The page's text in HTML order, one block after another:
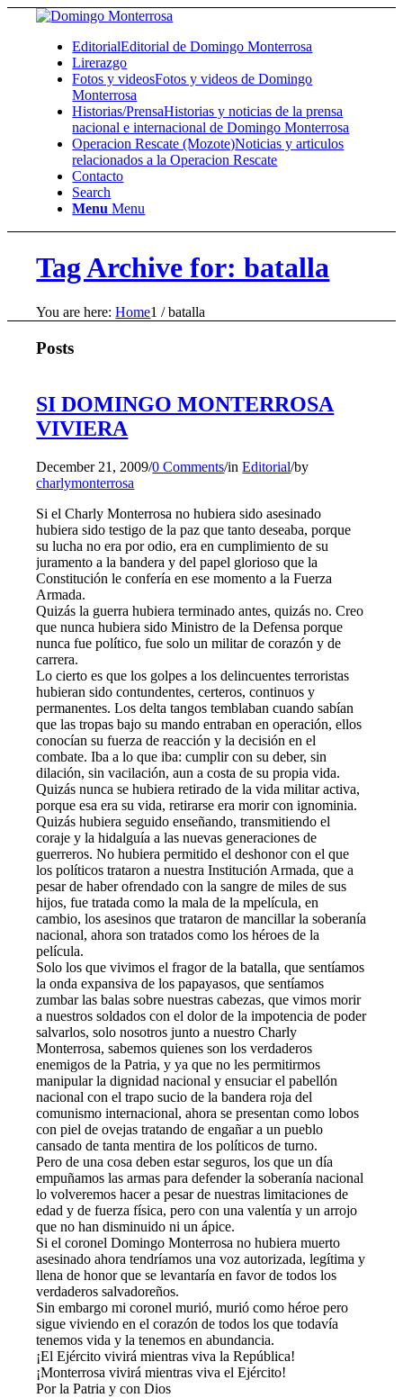
EditorialEditorial de Domingo Monterrosa
Lirerazgo
Fotos y videosFotos y videos de Domingo
Monterrosa
Historias/PrensaHistorias y noticias de la prensa
nacional e internacional de Domingo Monterrosa
Operacion Rescate (Mozote)Noticias y articulos
relacionados a la Operacion Rescate
Contacto
Search
Menu Menu
Tag Archive for: batalla
You are here: Home1 / batalla
Posts
SI DOMINGO MONTERROSA
VIVIERA
December 21, 2009/0 Comments/inEditorial/by
charlymonterrosa
Si el Charly Monterrosa no hubiera sido asesinado
hubiera sido testigo de la paz que tanto deseaba, porque
su lucha no era por odio, era en cumplimiento de su
juramento a la bandera y del papel glorioso que la
Constitución le confería en ese momento a la Fuerza
Armada.
Quizás la guerra hubiera terminado antes, quizás no. Creo
que nunca hubiera sido Ministro de la Defensa porque
nunca fue político, fue solo un militar de corazón y de
carrera.
Lo cierto es que los golpes a los delincuentes terroristas
hubieran sido contundentes, certeros, continuos y
permanentes. Los delta tangos temblaban cuando sabían
que las tropas bajo su mando entraban en operación, ellos
conocían su fuerza de reacción y la decisión en el
combate. Iba a lo que iba: cumplir con su deber, sin
dilación, sin vacilación, aun a costa de su propia vida.
Quizás nunca se hubiera retirado de la vida militar activa,
porque esa era su vida, retirarse era morir con ignominia.
Quizás hubiera seguido enseñando, transmitiendo el
coraje y la hidalguía a las nuevas generaciones de
guerreros. No hubiera permitido el deshonor con el que
los políticos trataron a nuestra Institución Armada, que a
pesar de haber ofrendado con la sangre de miles de sus
hijos, fue tratada como la mala de la mpelícula, en
cambio, los asesinos que trataron de mancillar la soberanía
nacional, ahora son tratados como los héroes de la
película.
Solo los que vivimos el fragor de la batalla, que sentíamos
la onda expansiva de los papayasos, que sentíamos
zumbar las balas sobre nuestras cabezas, que vimos morir
a nuestros soldados con el dolor de la impotencia de poder
salvarlos, solo nosotros junto a nuestro Charly
Monterrosa, sabemos quienes son los verdaderos
enemigos de la Patria, y ya que no les permitirmos
manipular la dignidad nacional y ensuciar el pabellón
nacional con el trapo sucio de la bandera roja del
comunismo internacional, ahora se presentan como lobos
con piel de ovejas tratando de engañar a un pueblo
cansado de tanta mentira de los políticos de turno.
Pero de una cosa deben estar seguros, los que un día
empuñamos las armas para defender la soberanía nacional
lo volveremos hacer a pesar de nuestras limitaciones de
edad y de fuerza física, pero con una valentía y un arrojo
que no han disminuido ni un ápice.
Si el coronel Domingo Monterrosa no hubiera muerto
asesinado ahora tendríamos una voz autorizada, legítima y
llena de honor que se levantaría en favor de todos los
verdaderos salvadoreños.
Sin embargo mi coronel murió, murió como héroe pero
sigue viviendo en el corazón de todos los que todavía
tenemos vida y la tenemos en abundancia.
¡El Ejército vivirá mientras viva la República!
¡Monterrosa vivirá mientras viva el Ejército!
Por la Patria y con Dios